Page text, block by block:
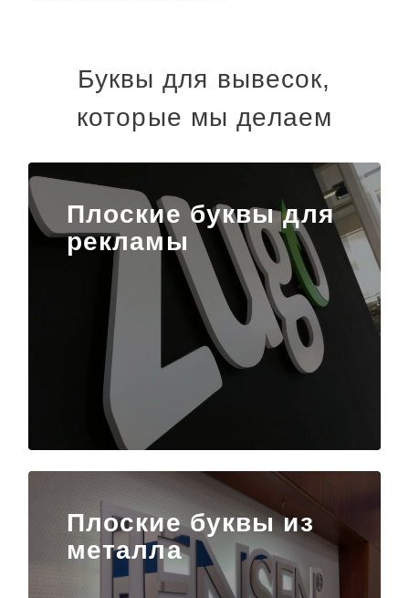
Буквы для вывесок,
которые мы делаем
Плоские буквы для
рекламы
Плоские буквы из
металла